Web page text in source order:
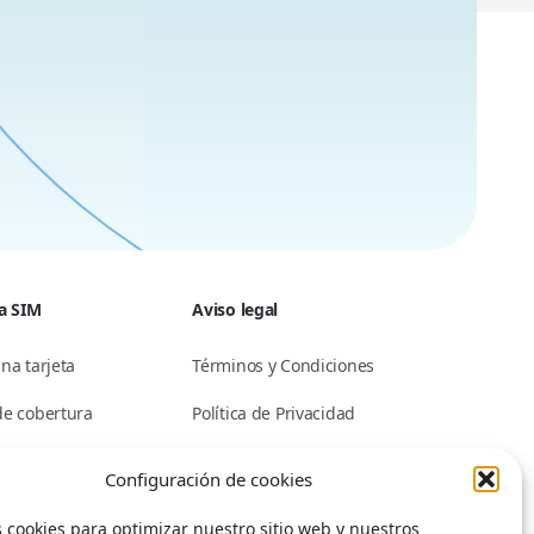
Configuración de cookies
cookies para optimizar nuestro sitio web y nuestros
SIM
tarjeta
cobertura
Aviso legal
Términos y Condiciones
Política de Privacidad